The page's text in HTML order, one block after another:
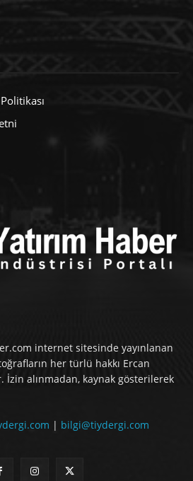
internet sitesinde yayınlanan
her türlü hakkı Ercan
İzin alınmadan, kaynak gösterilerek
| bilgi@tiydergi.com